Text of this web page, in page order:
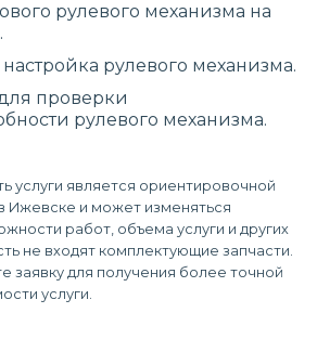
рулевого механизма на
рулевого механизма.
проверки
рулевого механизма.
услуги является ориентировочной
Ижевске и может изменяться
работ, объема услуги и других
не входят комплектующие запчасти.
заявку для получения более точной
услуги.